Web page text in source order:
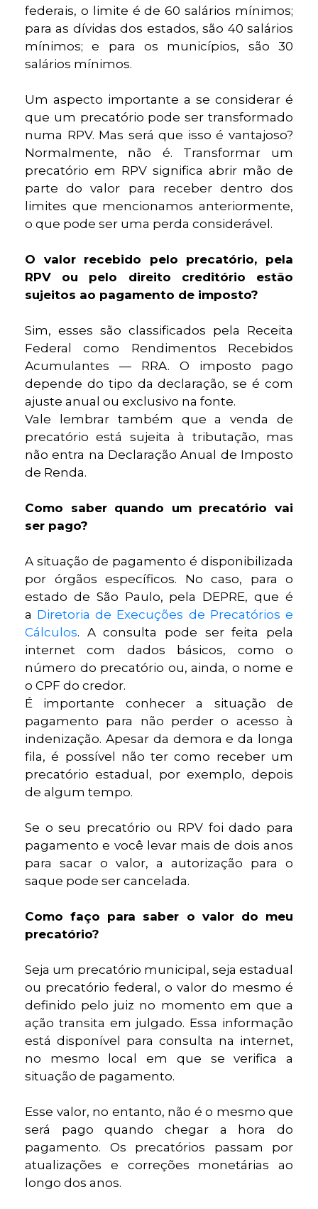
federais, o limite é de 60 salários mínimos;
para as dívidas dos estados, são 40 salários
mínimos; e para os municípios, são 30
salários mínimos.
Um aspecto importante a se considerar é
que um precatório pode ser transformado
numa RPV. Mas será que isso é vantajoso?
Normalmente, não é. Transformar um
precatório em RPV significa abrir mão de
parte do valor para receber dentro dos
limites que mencionamos anteriormente,
o que pode ser uma perda considerável.
O valor recebido pelo precatório, pela
RPV ou pelo direito creditório estão
sujeitos ao pagamento de imposto?
Sim, esses são classificados pela Receita
Federal como Rendimentos Recebidos
Acumulantes — RRA. O imposto pago
depende do tipo da declaração, se é com
ajuste anual ou exclusivo na fonte.
Vale lembrar também que a venda de
precatório está sujeita à tributação, mas
não entra na Declaração Anual de Imposto
de Renda.
Como saber quando um precatório vai
ser pago?
A situação de pagamento é disponibilizada
por órgãos específicos. No caso, para o
estado de São Paulo, pela DEPRE, que é
a Diretoria de Execuções de Precatórios e
Cálculos. A consulta pode ser feita pela
internet com dados básicos, como o
número do precatório ou, ainda, o nome e
o CPF do credor.
É importante conhecer a situação de
pagamento para não perder o acesso à
indenização. Apesar da demora e da longa
fila, é possível não ter como receber um
precatório estadual, por exemplo, depois
de algum tempo.
Se o seu precatório ou RPV foi dado para
pagamento e você levar mais de dois anos
para sacar o valor, a autorização para o
saque pode ser cancelada.
Como faço para saber o valor do meu
precatório?
Seja um precatório municipal, seja estadual
ou precatório federal, o valor do mesmo é
definido pelo juiz no momento em que a
ação transita em julgado. Essa informação
está disponível para consulta na internet,
no mesmo local em que se verifica a
situação de pagamento.
Esse valor, no entanto, não é o mesmo que
será pago quando chegar a hora do
pagamento. Os precatórios passam por
atualizações e correções monetárias ao
longo dos anos.